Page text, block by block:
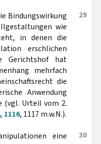
29
Bindungswirkung
wie
in denen die
erschlichen
Gerichtshof hat
mehrfach
die
Anwendung
(vgl. Urteil vom 2.
1116, 1117 m.w.N.).
30
eine